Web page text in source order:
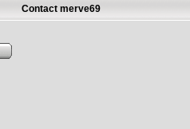
Contact merve69